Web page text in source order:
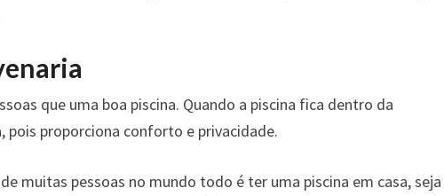
que uma boa piscina. Quando a piscina fica dentro da
pois proporciona conforto e privacidade.
muitas pessoas no mundo todo é ter uma piscina em casa, seja